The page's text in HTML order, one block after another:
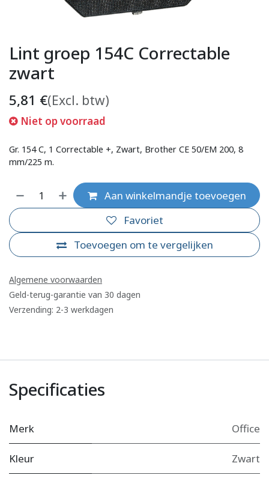
Lint groep 154C Correctable
zwart
5,81 €(Excl. btw)
Niet op voorraad
Gr. 154 C, 1 Correctable +, Zwart, Brother CE 50/EM 200, 8
mm/225 m.
Aan winkelmandje toevoegen
Toevoegen om te vergelijken
Favoriet
Algemene voorwaarden
Geld-terug-garantie van 30 dagen
Verzending: 2-3 werkdagen
Specificaties
Merk Office
Kleur Zwart